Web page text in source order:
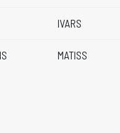
IVARS
MATISS